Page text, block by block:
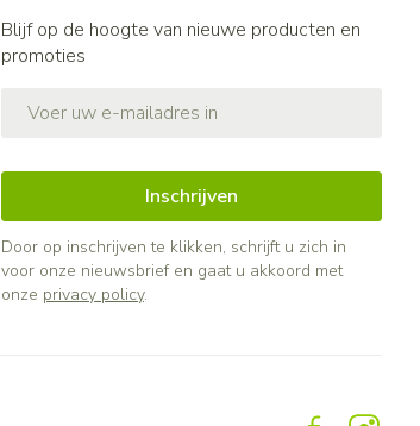
Blijf op de hoogte van nieuwe producten en
promoties
Inschrijven
Door op inschrijven te klikken, schrijft u zich in
voor onze nieuwsbrief en gaat u akkoord met
onze privacy policy.